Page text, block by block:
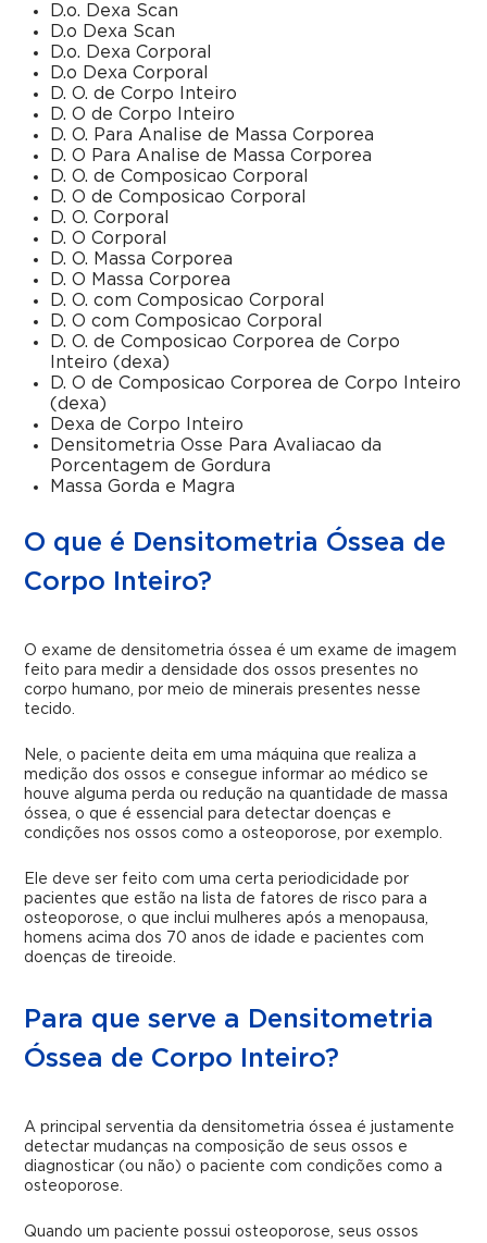
D.o. Dexa Scan
D.o Dexa Scan
D.o. Dexa Corporal
D.o Dexa Corporal
D. O. de Corpo Inteiro
D. O de Corpo Inteiro
D. O. Para Analise de Massa Corporea
D. O Para Analise de Massa Corporea
D. O. de Composicao Corporal
D. O de Composicao Corporal
D. O. Corporal
D. O Corporal
D. O. Massa Corporea
D. O Massa Corporea
D. O. com Composicao Corporal
D. O com Composicao Corporal
D. O. de Composicao Corporea de Corpo
Inteiro (dexa)
D. O de Composicao Corporea de Corpo Inteiro
(dexa)
Dexa de Corpo Inteiro
Densitometria Osse Para Avaliacao da
Porcentagem de Gordura
Massa Gorda e Magra
O que é Densitometria Óssea de
Corpo Inteiro?
O exame de densitometria óssea é um exame de imagem
feito para medir a densidade dos ossos presentes no
corpo humano, por meio de minerais presentes nesse
tecido.
Nele, o paciente deita em uma máquina que realiza a
medição dos ossos e consegue informar ao médico se
houve alguma perda ou redução na quantidade de massa
óssea, o que é essencial para detectar doenças e
condições nos ossos como a osteoporose, por exemplo.
Ele deve ser feito com uma certa periodicidade por
pacientes que estão na lista de fatores de risco para a
osteoporose, o que inclui mulheres após a menopausa,
homens acima dos 70 anos de idade e pacientes com
doenças de tireoide.
Para que serve a Densitometria
Óssea de Corpo Inteiro?
A principal serventia da densitometria óssea é justamente
detectar mudanças na composição de seus ossos e
diagnosticar (ou não) o paciente com condições como a
osteoporose.
Quando um paciente possui osteoporose, seus ossos